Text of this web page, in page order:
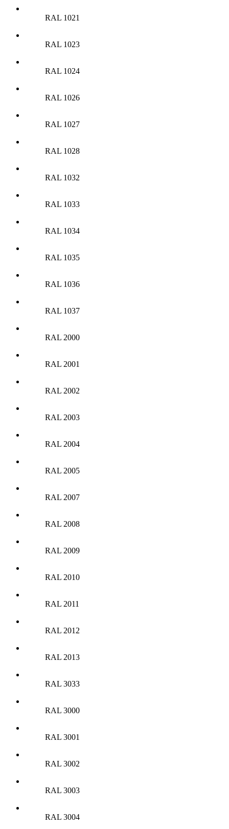
RAL 1021
RAL 1023
RAL 1024
RAL 1026
RAL 1027
RAL 1028
RAL 1032
RAL 1033
RAL 1034
RAL 1035
RAL 1036
RAL 1037
RAL 2000
RAL 2001
RAL 2002
RAL 2003
RAL 2004
RAL 2005
RAL 2007
RAL 2008
RAL 2009
RAL 2010
RAL 2011
RAL 2012
RAL 2013
RAL 3033
RAL 3000
RAL 3001
RAL 3002
RAL 3003
RAL 3004